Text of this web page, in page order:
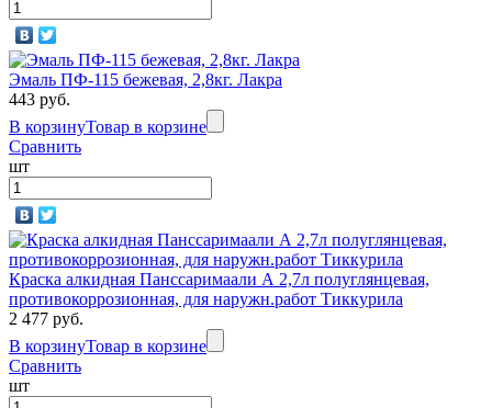
Эмаль ПФ-115 бежевая, 2,8кг. Лакра
443 руб.
В корзинуТовар в корзине
Сравнить
шт
Краска алкидная Панссаримаали А 2,7л полуглянцевая,
противокоррозионная, для наружн.работ Тиккурила
2 477 руб.
В корзинуТовар в корзине
Сравнить
шт